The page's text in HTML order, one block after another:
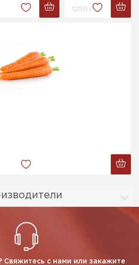
1250 г.
Свяжитесь с нами или закажите